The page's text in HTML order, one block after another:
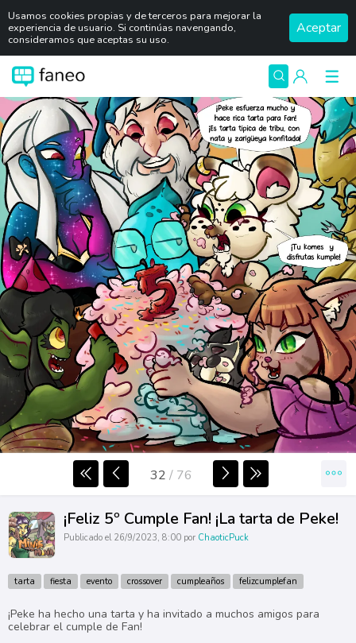
Usamos cookies propias y de terceros para mejorar la
experiencia de usuario. Si continúas navengando,
consideramos que aceptas su uso.
Aceptar
32 / 76
¡Feliz 5º Cumple Fan! ¡La tarta de Peke!
Publicado el 26/9/2023, 8:00 por ChaoticPuck
tarta fiesta evento crossover cumpleaños felizcumplefan
¡Peke ha hecho una tarta y ha invitado a muchos amigos para
celebrar el cumple de Fan!